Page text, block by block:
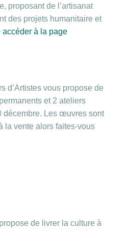
proposant de l’artisanat
des projets humanitaire et
accéder à la page
d’Artistes vous propose de
et 2 ateliers
décembre. Les œuvres sont
la vente alors faites-vous
de livrer la culture à